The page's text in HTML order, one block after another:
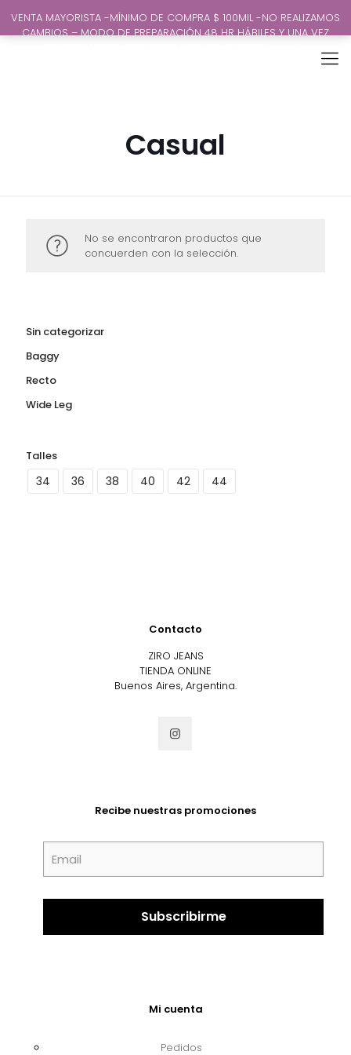
Casual
No se encontraron productos que
concuerden con la selección.
Sin categorizar
Baggy
Recto
Wide Leg
Talles
34 36 38 40 42 44
Contacto
ZIRO JEANS
TIENDA ONLINE
Buenos Aires, Argentina.
Recibe nuestras promociones
Mi cuenta
Pedidos
VENTA MAYORISTA -MÍNIMO DE COMPRA $ 100MIL -NO REALIZAMOS
CAMBIOS – MODO DE PREPARACIÓN 48 HR HÁBILES Y UNA VEZ